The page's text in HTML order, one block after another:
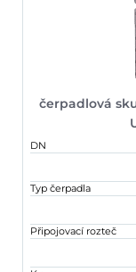
čerpadlová
DN
Typ čerpadla
Připojovací rozteč